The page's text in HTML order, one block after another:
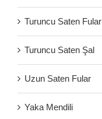
Turuncu Saten Fular
Turuncu Saten Şal
Uzun Saten Fular
Yaka Mendili